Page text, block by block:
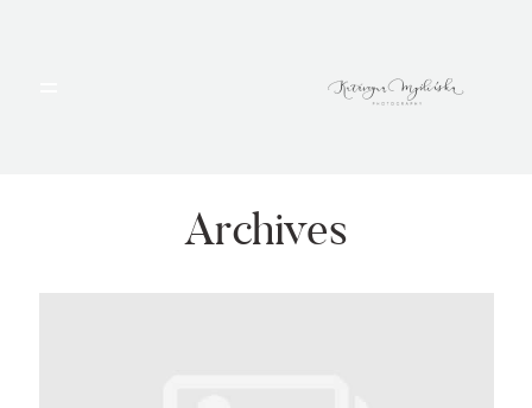
Archives
PORTFOLIO